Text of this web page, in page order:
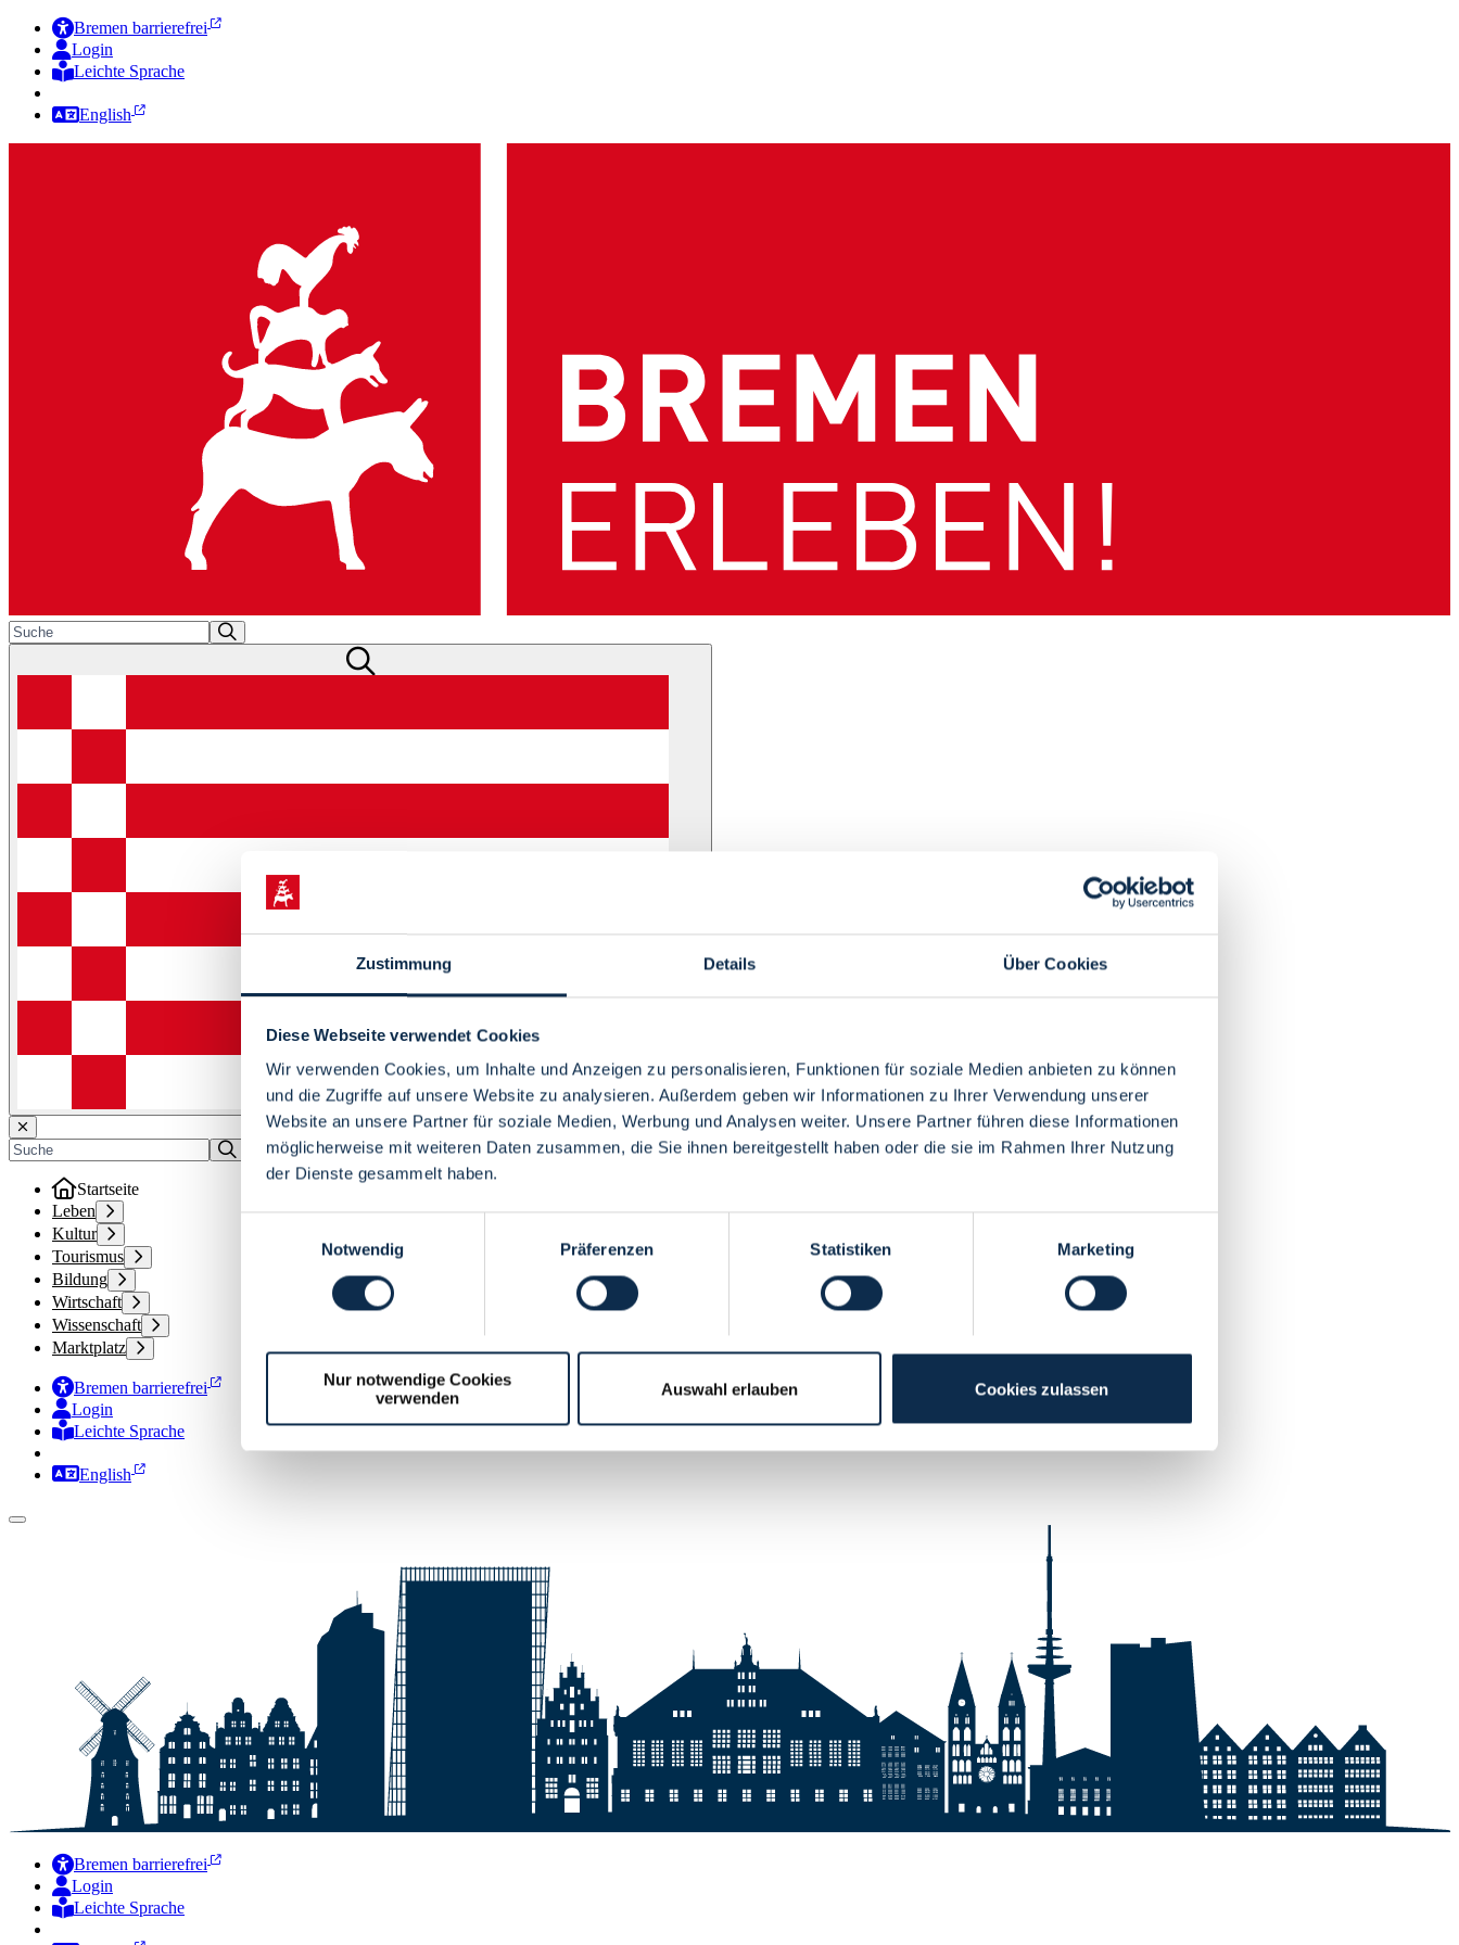
Zustimmung Details Über Cookies
Diese Webseite verwendet Cookies
Wir verwenden Cookies, um Inhalte und Anzeigen zu personalisieren, Funktionen für soziale Medien anbieten zu können
und die Zugriffe auf unsere Website zu analysieren. Außerdem geben wir Informationen zu Ihrer Verwendung unserer
Website an unsere Partner für soziale Medien, Werbung und Analysen weiter. Unsere Partner führen diese Informationen
möglicherweise mit weiteren Daten zusammen, die Sie ihnen bereitgestellt haben oder die sie im Rahmen Ihrer Nutzung
der Dienste gesammelt haben.
Notwendig
Präferenzen Statistiken Marketing
Nur notwendige Cookies
verwenden
Auswahl erlauben Cookies zulassen
Bremen barrierefrei
Login
Leichte Sprache
English
Menü
Startseite
Leben
Kultur
Tourismus
Bildung
Wirtschaft
Wissenschaft
Marktplatz
Bremen barrierefrei
Login
Leichte Sprache
Zur Deutschen Gebärdensprache
English
Bremen barrierefrei
Login
Leichte Sprache